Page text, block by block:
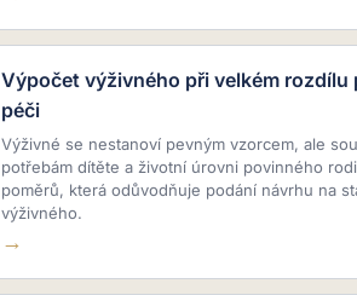
Výpočet výživného při velkém rozdílu
péči
Výživné se nestanoví pevným vzorcem, ale
potřebám dítěte a životní úrovni povinného
poměrů, která odůvodňuje podání návrhu na
výživného.